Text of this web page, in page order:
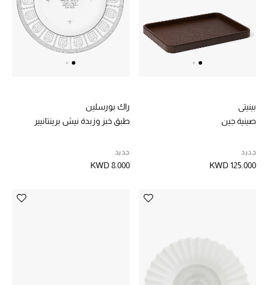
مستلزمات المنزل
تسوقوا توتيمي
بينيتي
صينية جين
جديد
KWD 125.000
راك بورسلين
طبق خبز وزبدة نيش برينتانيير
جديد
KWD 8.000